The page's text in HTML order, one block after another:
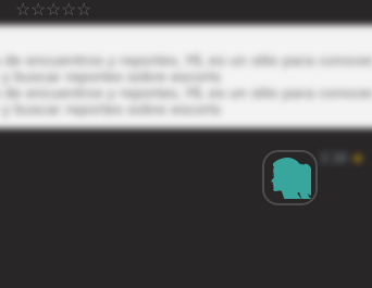
encuentros y reportes, HL es un sitio para conocer,
buscar reportes sobre escorts
encuentros y reportes, HL es un sitio para conocer,
buscar reportes sobre escorts
★